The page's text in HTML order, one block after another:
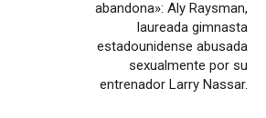
abandona»: Aly Raysman,
laureada gimnasta
estadounidense abusada
sexualmente por su
entrenador Larry Nassar.